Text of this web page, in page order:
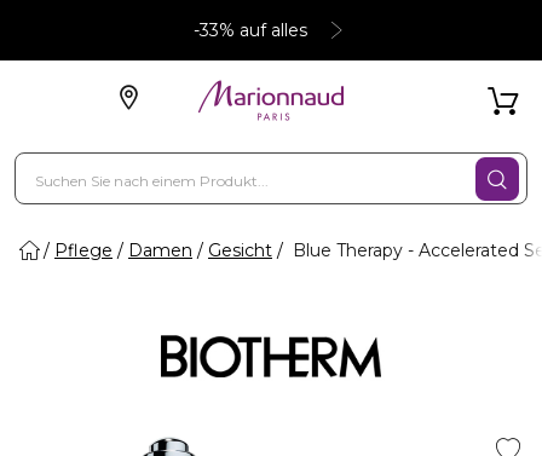
-33% auf alles
Pflege Damen Gesicht Blue Therapy - Accelerated